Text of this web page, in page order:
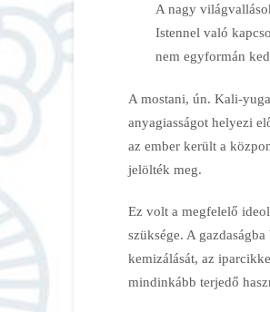
A nagy
Istennel való
nem egyformán
A mostani, ún. Kali-
anyagiasságot helyezi
az ember került a
jelölték meg.
Ez volt a megfelelő
szüksége. A
kemizálását, az
mindinkább terjedő